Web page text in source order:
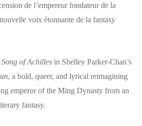
de l’empereur fondateur de la
voix étonnante de la fantasy
Song of Achilles in Shelley Parker-Chan’s
, a bold, queer, and lyrical reimagining
emperor of the Ming Dynasty from an
fantasy.